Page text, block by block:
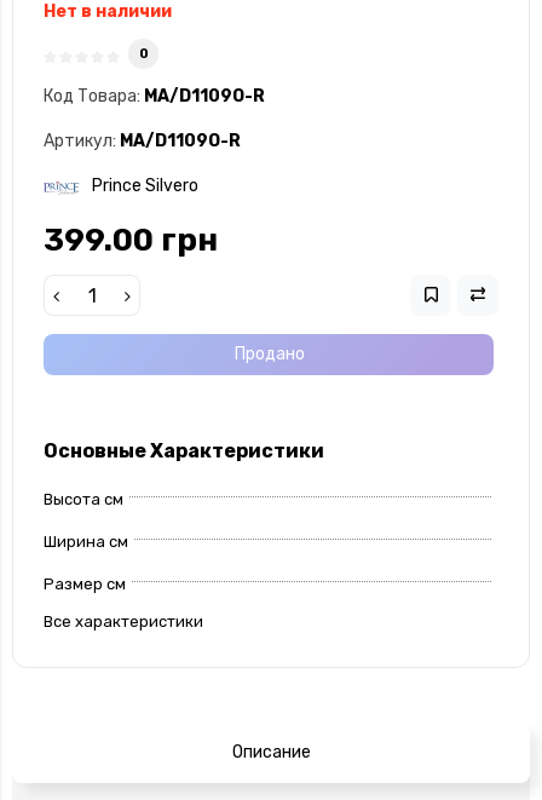
Нет в наличии
0
Код Товара: MA/D1109O-R
Артикул: MA/D1109O-R
Prince Silvero
399.00 грн
Продано
Основные Характеристики
Высота см
Ширина см
Размер см
Все характеристики
Описание